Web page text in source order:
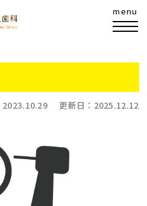
2023.10.29 更新日： 2025.12.12